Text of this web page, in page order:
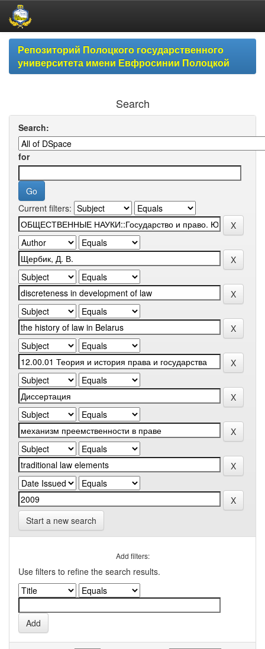
Skip
navigationРепозиторий Полоцкого государственного
университета имени Евфросинии Полоцкой
Search
Search:
for
Current filters:
Start a new search
Add filters:
Use filters to refine the search results.